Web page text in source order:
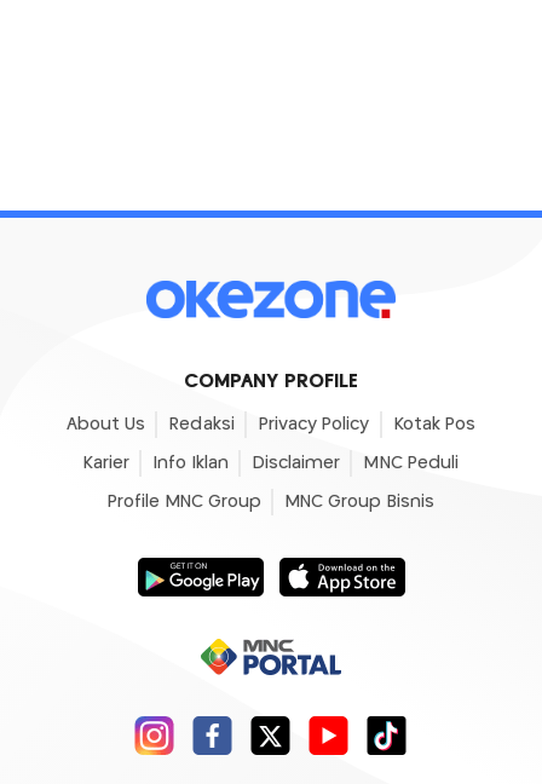
COMPANY PROFILE
About Us Redaksi Privacy Policy Kotak Pos
Karier Info Iklan Disclaimer MNC Peduli
Profile MNC Group MNC Group Bisnis